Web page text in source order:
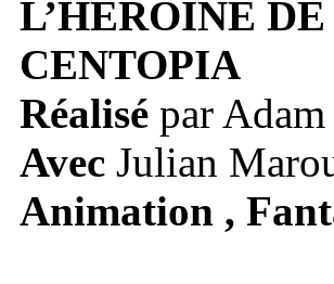
Réalisépar Adam
Avec Julian
Animation ,